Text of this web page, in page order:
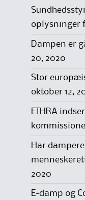
oplysninger
Dampen er
20, 2020
Stor
oktober 12,
ETHRA
Har
2020
E-damp og